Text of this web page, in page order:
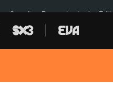
Granollers Paraguai Institut